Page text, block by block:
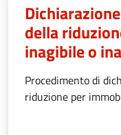
della
inagibile o
Procedimento di
riduzione per